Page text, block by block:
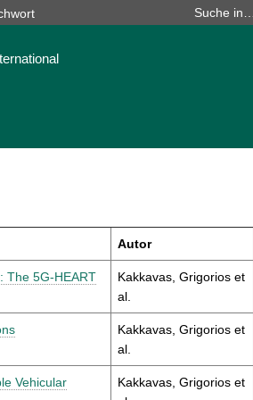
Suche in…
Autor
The 5G-HEART
Kakkavas, Grigorios et
al.
Kakkavas, Grigorios et
al.
Vehicular
Kakkavas, Grigorios et